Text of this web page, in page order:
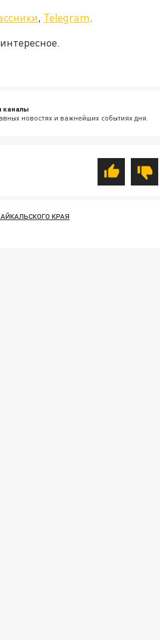
, Telegram.
каналы
новостях и важнейших событиях дня.
КРАЯ